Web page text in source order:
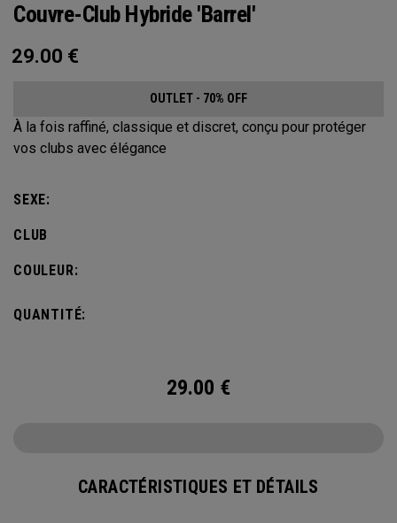
Couvre-Club Hybride 'Barrel'
29.00 €
OUTLET - 70% OFF
À la fois raffiné, classique et discret, conçu pour protéger
vos clubs avec élégance
SEXE:
CLUB
COULEUR:
QUANTITÉ:
29.00 €
CARACTÉRISTIQUES ET DÉTAILS